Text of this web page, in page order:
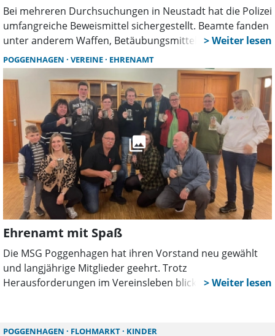
Bei mehreren Durchsuchungen in Neustadt hat die Polizei
umfangreiche Beweismittel sichergestellt. Beamte fanden
unter anderem Waffen, Betäubungsmittel und
mutmaßliches Diebesgut. Zudem wurden mehrere
zusätzliche Strafverfahren eingeleitet.
POGGENHAGEN VEREINE EHRENAMT
Ehrenamt mit Spaß
Die MSG Poggenhagen hat ihren Vorstand neu gewählt
und langjährige Mitglieder geehrt. Trotz
Herausforderungen im Vereinsleben blickt die Musik- und
Gemeinschaft.
POGGENHAGEN FLOHMARKT KINDER